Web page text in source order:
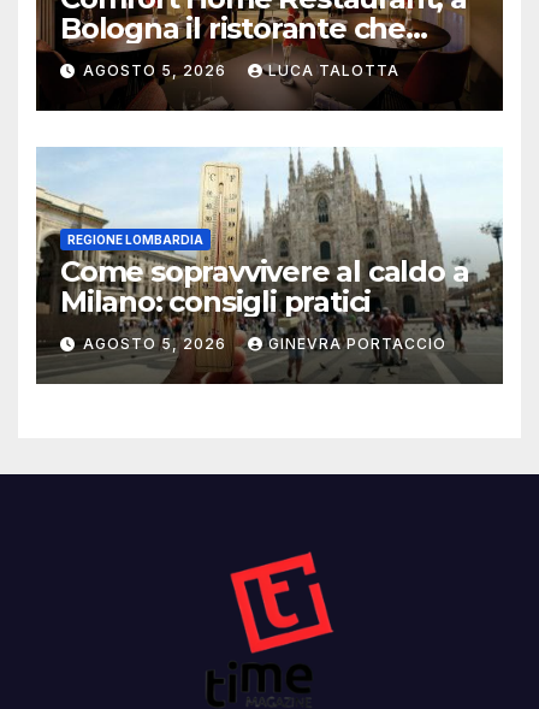
Bologna il ristorante che
trasforma l’ospitalità in
un’esperienza di casa
AGOSTO 5, 2026 LUCA TALOTTA
REGIONE LOMBARDIA
Come sopravvivere al caldo a
Milano: consigli pratici
AGOSTO 5, 2026 GINEVRA PORTACCIO